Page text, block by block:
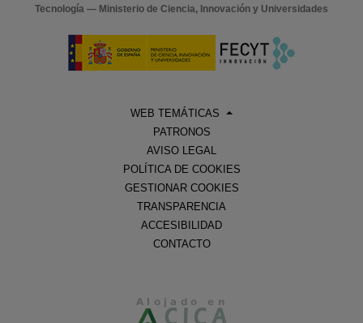
Tecnología — Ministerio de Ciencia, Innovación y Universidades
WEB TEMÁTICAS
PATRONOS
AVISO LEGAL
POLÍTICA DE COOKIES
GESTIONAR COOKIES
TRANSPARENCIA
ACCESIBILIDAD
CONTACTO